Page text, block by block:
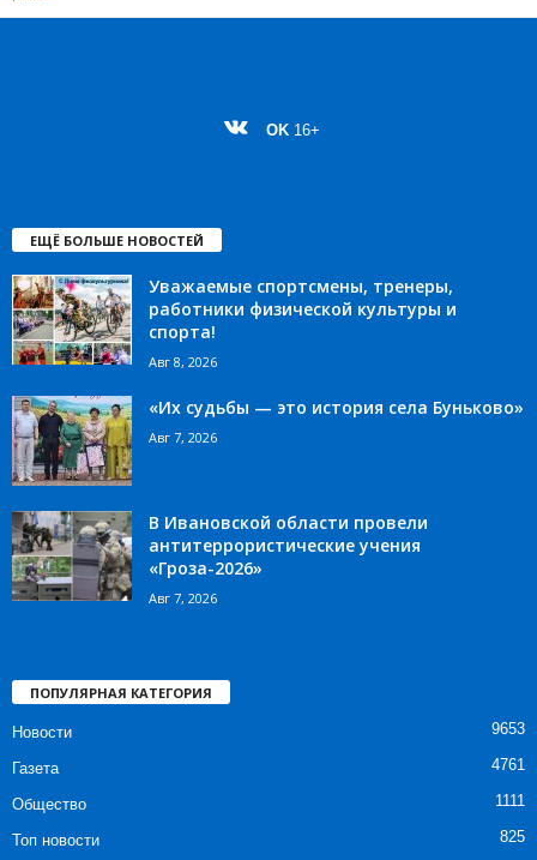
OK 16+
ЕЩЁ БОЛЬШЕ НОВОСТЕЙ
Уважаемые спортсмены, тренеры,
работники физической культуры и
спорта!
Авг 8, 2026
«Их судьбы — это история села Буньково»
Авг 7, 2026
В Ивановской области провели
антитеррористические учения
«Гроза-2026»
Авг 7, 2026
ПОПУЛЯРНАЯ КАТЕГОРИЯ
Новости 9653
Газета 4761
Общество 1111
Топ новости 825